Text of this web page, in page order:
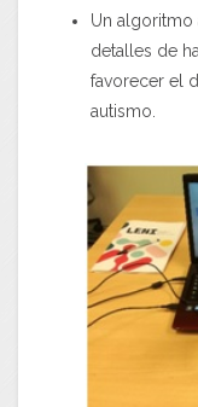
Un algoritmo
detalles de
favorecer el
autismo.